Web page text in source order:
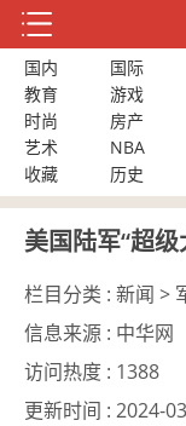
国内 国际
教育
游戏
时尚
房产
艺术
NBA
收藏
历史
美国陆军“超
栏目分类 : 新闻 >
信息来源 : 中华网
访问热度 : 1388
更新时间 : 2024-